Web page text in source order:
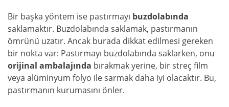
Bir başka yöntem ise pastırmayı buzdolabında
saklamaktır. Buzdolabında saklamak, pastırmanın
ömrünü uzatır. Ancak burada dikkat edilmesi gereken
bir nokta var: Pastırmayı buzdolabında saklarken, onu
orijinal ambalajında bırakmak yerine, bir streç film
veya alüminyum folyo ile sarmak daha iyi olacaktır. Bu,
pastırmanın kurumasını önler.